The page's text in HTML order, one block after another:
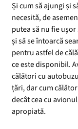
Și cum să ajungi și
necesită, de
putea să nu fie
și să se întoarcă
pentru astfel de
ce este disponibil.
călători cu
țări, dar cum
decât cea cu
apropiată.